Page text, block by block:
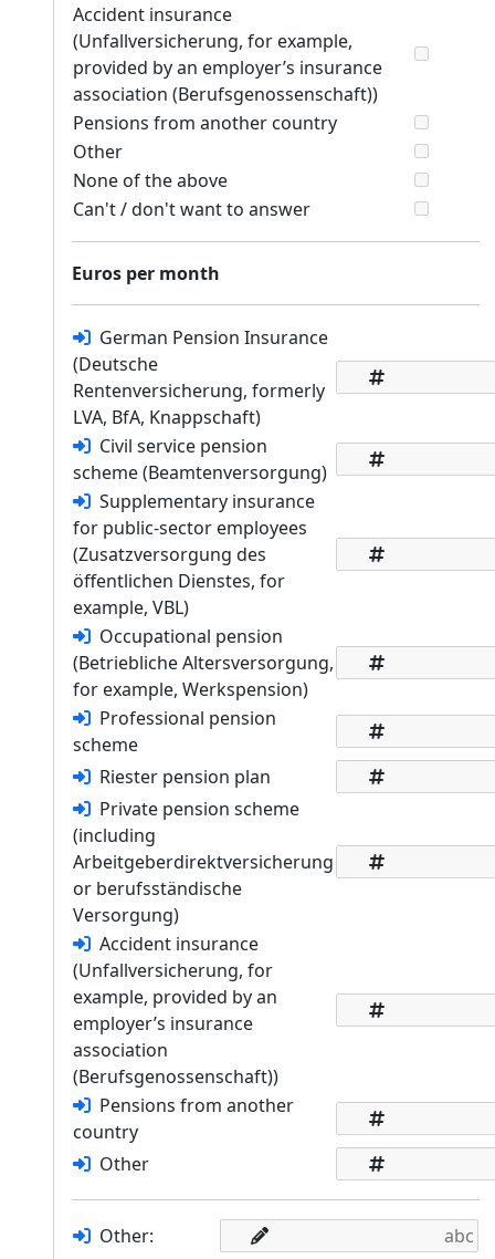
Accident insurance
(Unfallversicherung, for example,
provided by an employer’s insurance
association (Berufsgenossenschaft))
Pensions from another country
Other
None of the above
Can't / don't want to answer
Euros per month
German Pension Insurance
(Deutsche
Rentenversicherung, formerly
LVA, BfA, Knappschaft)
Civil service pension
scheme (Beamtenversorgung)
Supplementary insurance
for public-sector employees
(Zusatzversorgung des
öffentlichen Dienstes, for
example, VBL)
Occupational pension
(Betriebliche Altersversorgung,
for example, Werkspension)
Professional pension
scheme
Riester pension plan
Private pension scheme
(including
Arbeitgeberdirektversicherung
or berufsständische
Versorgung)
Accident insurance
(Unfallversicherung, for
example, provided by an
employer’s insurance
association
(Berufsgenossenschaft))
Pensions from another
country
Other
Other: